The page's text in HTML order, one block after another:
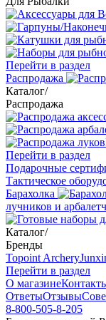
Перейти в раздел
Распродажа
Каталог/
Распродажа
Перейти в раздел
Подарочные
Тактическое
Барахолка
лучников и
Каталог/
Бренды
Topoint Archery
Перейти в раздел
О магазине
ОтветыОтзывы
8-800-505-8-205